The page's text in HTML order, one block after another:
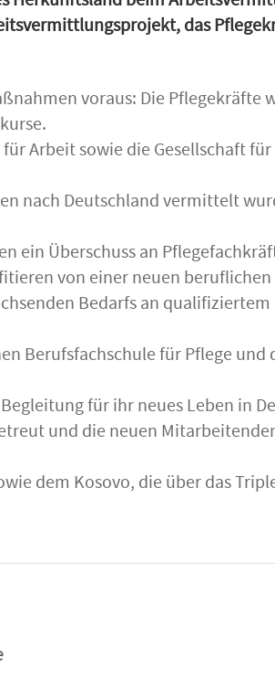
das
voraus: Die Pflegekräfte
Arbeit sowie die Gesellschaft für
nach Deutschland vermittelt
ein Überschuss an
von einer neuen
Bedarfs an qualifiziertem
Berufsfachschule für Pflege und
für ihr neues Leben in
und die neuen
dem Kosovo, die über das